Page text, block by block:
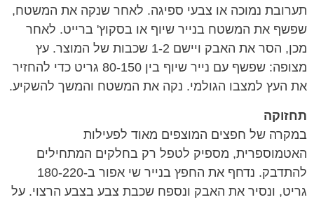
תערובת נמוכה או צבעי ספיגה. לאחר שנקה את המשטח,
שפשף את המשטח בנייר שיוף או בסקוץ' ברייט. לאחר
מכן, הסר את האבק ויישם 1-2 שכבות של המוצר. עץ
מצופה: שפשף עם נייר שיוף בין 80-150 גריט כדי להחזיר
את העץ למצבו הגולמי. נקה את המשטח והמשך להשקיע.
תחזוקה
במקרה של חפצים המוצפים מאוד לפעילות
האטמוספרית, מספיק לטפל רק בחלקים המתחילים
להתדבק. נדחף את החפץ בנייר שי אפור ב-180-220
גריט, ונסיר את האבק ונספח שכבת צבע בצבע הרצוי. על